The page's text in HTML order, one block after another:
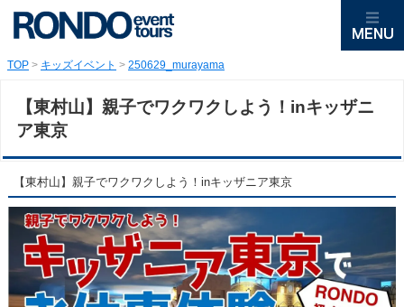
TOP > キッズイベント > 250629_murayama
【東村山】親子でワクワクしよう！inキッザニ
ア東京
【東村山】親子でワクワクしよう！inキッザニア東京